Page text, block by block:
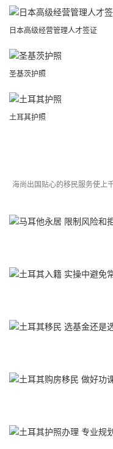
日本高级经营管理人才签证
圣基茨护照
土耳其护照
海尚出国贴心的移民服务使上